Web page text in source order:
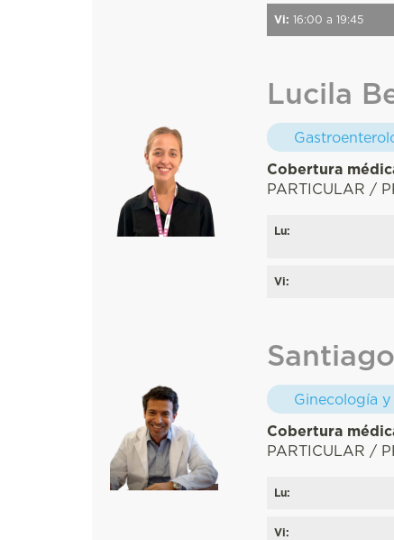
Vi: 16:00 a 19:45
Lucila
Cobertura
PARTICULAR /
Lu:
Vi:
Ginecología
Cobertura
PARTICULAR /
Lu:
Vi: